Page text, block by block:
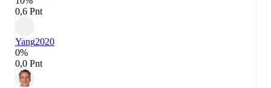
0,6 Pnt
Yang2020
0%
0,0 Pnt